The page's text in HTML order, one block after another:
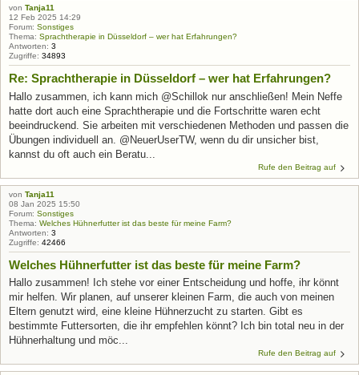
von Tanja11
12 Feb 2025 14:29
Forum: Sonstiges
Thema: Sprachtherapie in Düsseldorf – wer hat Erfahrungen?
Antworten: 3
Zugriffe: 34893
Re: Sprachtherapie in Düsseldorf – wer hat Erfahrungen?
Hallo zusammen, ich kann mich @Schillok nur anschließen! Mein Neffe
hatte dort auch eine Sprachtherapie und die Fortschritte waren echt
beeindruckend. Sie arbeiten mit verschiedenen Methoden und passen die
Übungen individuell an. @NeuerUserTW, wenn du dir unsicher bist,
kannst du oft auch ein Beratu...
Rufe den Beitrag auf
von Tanja11
08 Jan 2025 15:50
Forum: Sonstiges
Thema: Welches Hühnerfutter ist das beste für meine Farm?
Antworten: 3
Zugriffe: 42466
Welches Hühnerfutter ist das beste für meine Farm?
Hallo zusammen! Ich stehe vor einer Entscheidung und hoffe, ihr könnt
mir helfen. Wir planen, auf unserer kleinen Farm, die auch von meinen
Eltern genutzt wird, eine kleine Hühnerzucht zu starten. Gibt es
bestimmte Futtersorten, die ihr empfehlen könnt? Ich bin total neu in der
Hühnerhaltung und möc...
Rufe den Beitrag auf